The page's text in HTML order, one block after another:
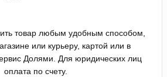
товар любым удобным способом,
или курьеру, картой или в
Долями. Для юридических лиц
оплата по счету.